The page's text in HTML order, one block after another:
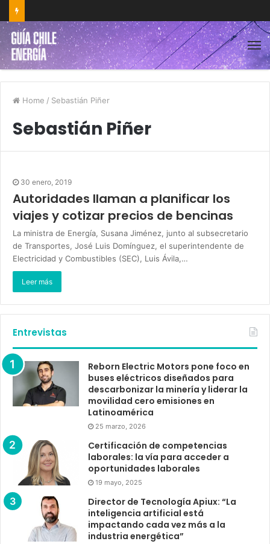
Home / Sebastián Piñer
Sebastián Piñer
30 enero, 2019
Autoridades llaman a planificar los
viajes y cotizar precios de bencinas
La ministra de Energía, Susana Jiménez, junto al subsecretario
de Transportes, José Luis Domínguez, el superintendente de
Electricidad y Combustibles (SEC), Luis Ávila,…
Leer más
Entrevistas
Reborn Electric Motors pone foco en
buses eléctricos diseñados para
descarbonizar la minería y liderar la
movilidad cero emisiones en
Latinoamérica
25 marzo, 2026
Certificación de competencias
laborales: la vía para acceder a
oportunidades laborales
19 mayo, 2025
Director de Tecnología Apiux: “La
inteligencia artificial está
impactando cada vez más a la
industria energética”